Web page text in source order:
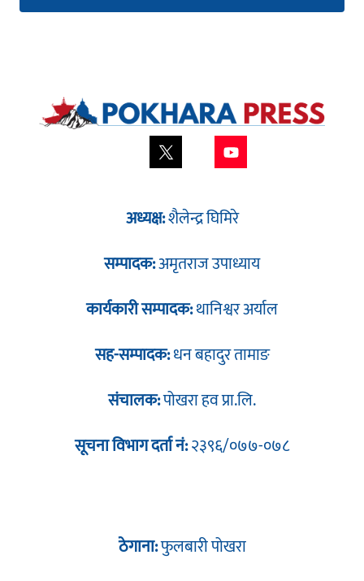
अध्यक्ष:शैलेन्द्र घिमिरे
सम्पादक:अमृतराज उपाध्याय
कार्यकारी सम्पादक:थानिश्वर अर्याल
सह-सम्पादक:धन बहादुर तामाङ
संचालक:पोखरा हव प्रा.लि.
सूचना विभाग दर्ता नं:२३९६/०७७-०७८
ठेगाना:फुलबारी पोखरा